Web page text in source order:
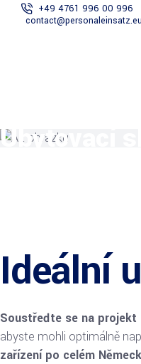
+49 4761 996 00 996
contact@personaleinsatz.eu
Ubytovací
Ideální
Soustřeďte se na projekt
abyste mohli optimálně
zařízení po celém